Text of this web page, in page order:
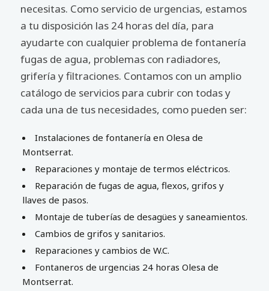
necesitas. Como servicio de urgencias, estamos
a tu disposición las 24 horas del día, para
ayudarte con cualquier problema de fontanería
fugas de agua, problemas con radiadores,
grifería y filtraciones. Contamos con un amplio
catálogo de servicios para cubrir con todas y
cada una de tus necesidades, como pueden ser:
Instalaciones de fontanería en Olesa de
Montserrat.
Reparaciones y montaje de termos eléctricos.
Reparación de fugas de agua, flexos, grifos y
llaves de pasos.
Montaje de tuberías de desagües y saneamientos.
Cambios de grifos y sanitarios.
Reparaciones y cambios de W.C.
Fontaneros de urgencias 24 horas Olesa de
Montserrat.